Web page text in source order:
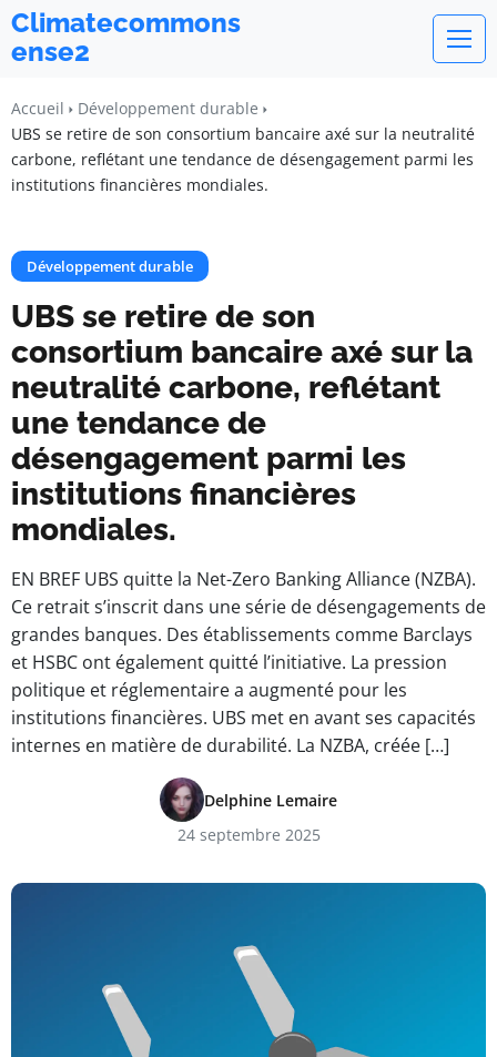
Climatecommons
ense2
Accueil
Développement durable
UBS se retire de son consortium bancaire axé sur la neutralité
carbone, reflétant une tendance de désengagement parmi les
institutions financières mondiales.
Développement durable
UBS se retire de son
consortium bancaire axé sur la
neutralité carbone, reflétant
une tendance de
désengagement parmi les
institutions financières
mondiales.
EN BREF UBS quitte la Net-Zero Banking Alliance (NZBA).
Ce retrait s’inscrit dans une série de désengagements de
grandes banques. Des établissements comme Barclays
et HSBC ont également quitté l’initiative. La pression
politique et réglementaire a augmenté pour les
institutions financières. UBS met en avant ses capacités
internes en matière de durabilité. La NZBA, créée […]
Delphine Lemaire
24 septembre 2025